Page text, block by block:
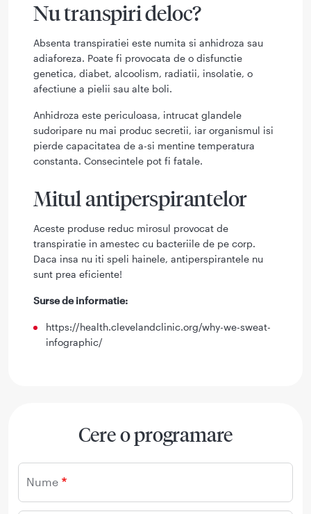
Nu transpiri deloc?
Absenta transpiratiei este numita si anhidroza sau
adiaforeza. Poate fi provocata de o disfunctie
genetica, diabet, alcoolism, radiatii, insolatie, o
afectiune a pielii sau alte boli.
Anhidroza este periculoasa, intrucat glandele
sudoripare nu mai produc secretii, iar organismul isi
pierde capacitatea de a-si mentine temperatura
constanta. Consecintele pot fi fatale.
Mitul antiperspirantelor
Aceste produse reduc mirosul provocat de
transpiratie in amestec cu bacteriile de pe corp.
Daca insa nu iti speli hainele, antiperspirantele nu
sunt prea eficiente!
Surse de informatie:
https://health.clevelandclinic.org/why-we-sweat-
infographic/
Cere o programare
Nume